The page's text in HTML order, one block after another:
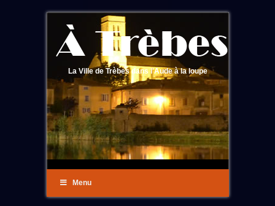
La Ville de Trèbes dans l'Aude à la loupe
Menu